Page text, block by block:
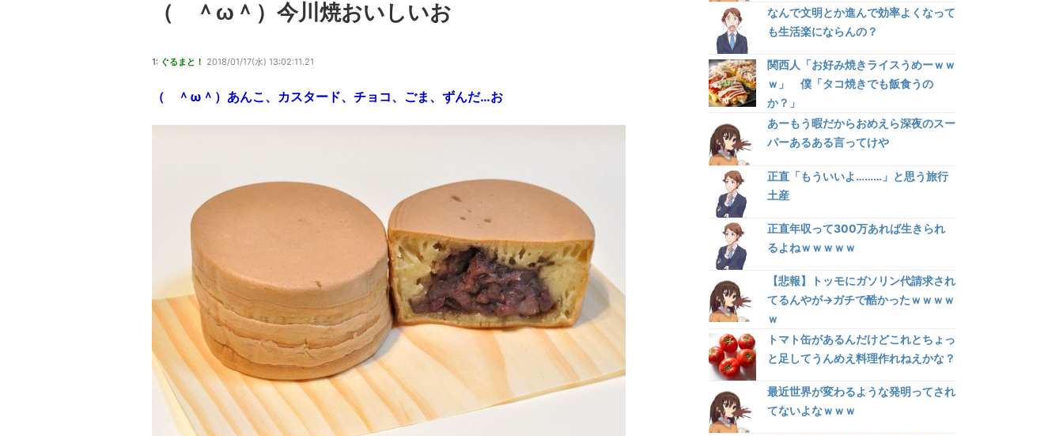
（ ＾ω＾）今川焼おいしいお
1: ぐるまと！ 2018/01/17(水) 13:02:11.21
（ ＾ω＾）あんこ、カスタード、チョコ、ごま、ずんだ…お
なんで文明とか進んで効率よくなって
も生活楽にならんの？
関西人「お好み焼きライスうめーｗｗ
ｗ」 僕「タコ焼きでも飯食うの
か？」
あーもう暇だからおめえら深夜のスー
パーあるある言ってけや
正直「もういいよ………」と思う旅行
土産
正直年収って300万あれば生きられ
るよねｗｗｗｗｗ
【悲報】トッモにガソリン代請求され
てるんやが→ガチで酷かったｗｗｗｗ
ｗ
トマト缶があるんだけどこれとちょっ
と足してうんめえ料理作れねえかな？
最近世界が変わるような発明ってされ
てないよなｗｗｗ